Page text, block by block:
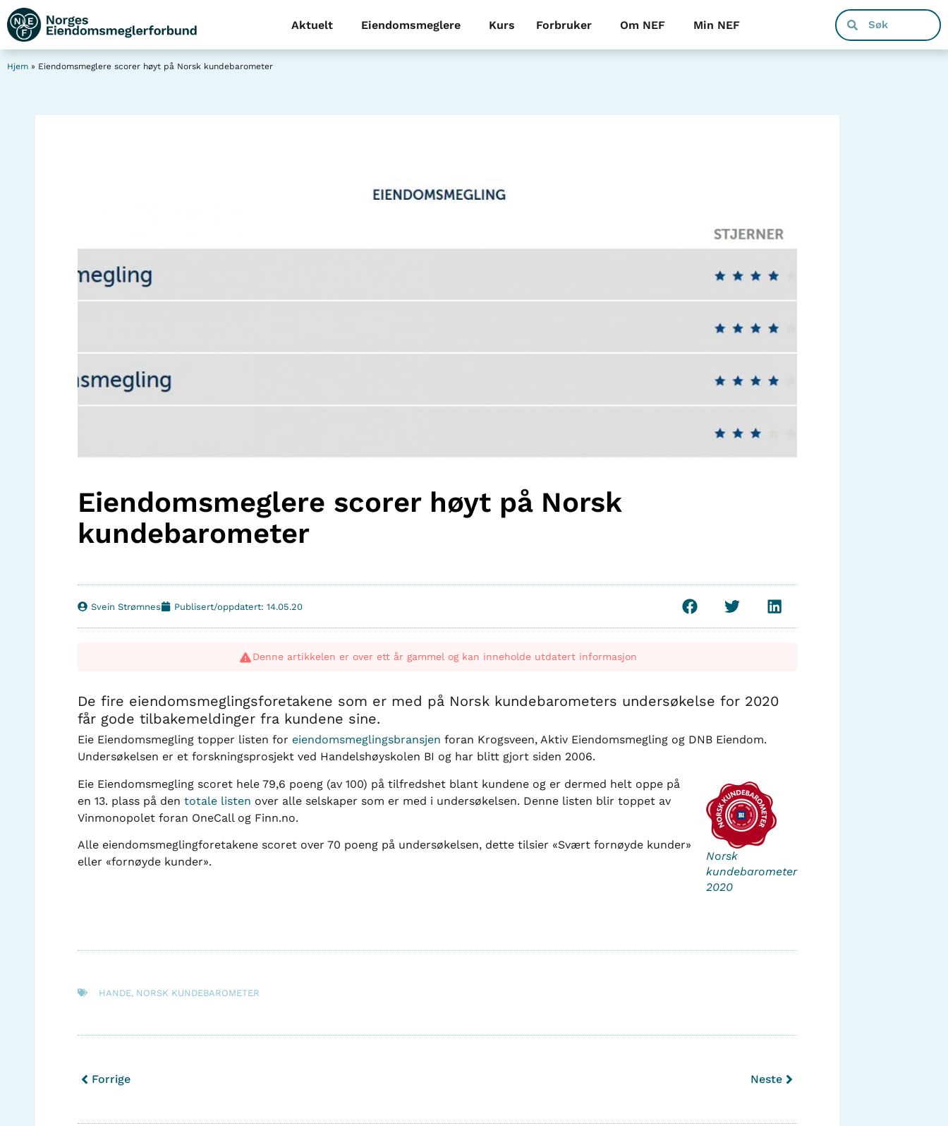
Aktuelt Eiendomsmeglere Kurs Forbruker Om NEF Min NEF
Hjem » Eiendomsmeglere scorer høyt på Norsk kundebarometer
Eiendomsmeglere scorer høyt på Norsk
kundebarometer
Svein Strømnes Publisert/oppdatert: 14.05.20
Denne artikkelen er over ett år gammel og kan inneholde utdatert informasjon
De fire eiendomsmeglingsforetakene som er med på Norsk kundebarometers undersøkelse for 2020
får gode tilbakemeldinger fra kundene sine.
Eie Eiendomsmegling topper listen for eiendomsmeglingsbransjen foran Krogsveen, Aktiv Eiendomsmegling og DNB Eiendom.
Undersøkelsen er et forskningsprosjekt ved Handelshøyskolen BI og har blitt gjort siden 2006.
Norsk
kundebarometer
2020
Eie Eiendomsmegling scoret hele 79,6 poeng (av 100) på tilfredshet blant kundene og er dermed helt oppe på
en 13. plass på den totale listen over alle selskaper som er med i undersøkelsen. Denne listen blir toppet av
Vinmonopolet foran OneCall og Finn.no.
Alle eiendomsmeglingforetakene scoret over 70 poeng på undersøkelsen, dette tilsier «Svært fornøyde kunder»
eller «fornøyde kunder».
HANDE, NORSK KUNDEBAROMETER
Forrige Neste